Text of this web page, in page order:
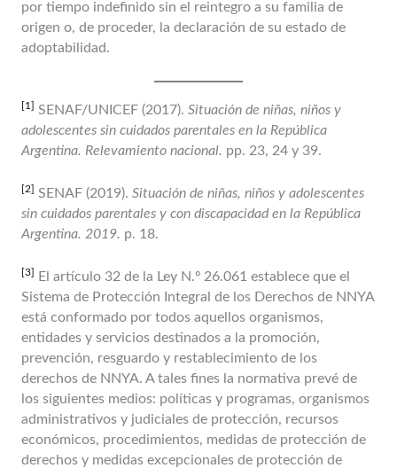
por tiempo indefinido sin el reintegro a su familia de
origen o, de proceder, la declaración de su estado de
adoptabilidad.
[1] SENAF/UNICEF (2017). Situación de niñas, niños y
adolescentes sin cuidados parentales en la República
Argentina. Relevamiento nacional. pp. 23, 24 y 39.
[2] SENAF (2019). Situación de niñas, niños y adolescentes
sin cuidados parentales y con discapacidad en la República
Argentina. 2019. p. 18.
[3]
El artículo 32 de la Ley N.º 26.061 establece que el
Sistema de Protección Integral de los Derechos de NNYA
está conformado por todos aquellos organismos,
entidades y servicios destinados a la promoción,
prevención, resguardo y restablecimiento de los
derechos de NNYA. A tales fines la normativa prevé de
los siguientes medios: políticas y programas, organismos
administrativos y judiciales de protección, recursos
económicos, procedimientos, medidas de protección de
derechos y medidas excepcionales de protección de